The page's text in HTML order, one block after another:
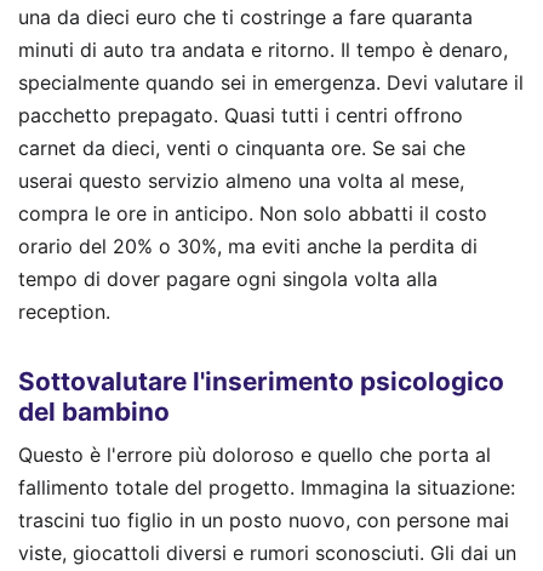
una da dieci euro che ti costringe a fare quaranta
minuti di auto tra andata e ritorno. Il tempo è denaro,
specialmente quando sei in emergenza. Devi valutare il
pacchetto prepagato. Quasi tutti i centri offrono
carnet da dieci, venti o cinquanta ore. Se sai che
userai questo servizio almeno una volta al mese,
compra le ore in anticipo. Non solo abbatti il costo
orario del 20% o 30%, ma eviti anche la perdita di
tempo di dover pagare ogni singola volta alla
reception.
Sottovalutare l'inserimento psicologico
del bambino
Questo è l'errore più doloroso e quello che porta al
fallimento totale del progetto. Immagina la situazione:
trascini tuo figlio in un posto nuovo, con persone mai
viste, giocattoli diversi e rumori sconosciuti. Gli dai un